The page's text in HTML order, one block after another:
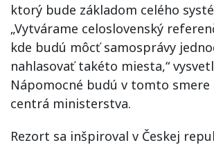
ktorý bude základom celého
„Vytvárame celoslovenský
kde budú môcť samosprávy
nahlasovať takéto miesta,“
Nápomocné budú v tomto smere
centrá ministerstva.
Rezort sa inšpiroval v Českej